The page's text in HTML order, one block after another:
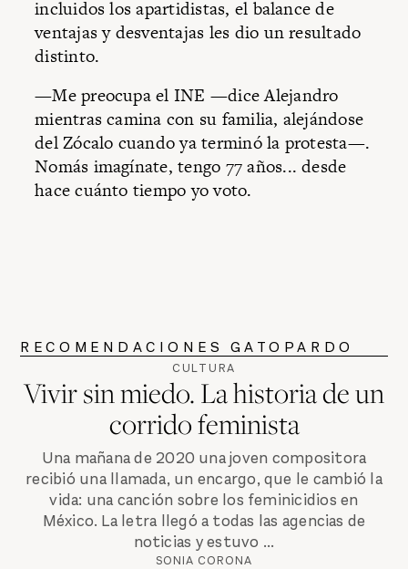
incluidos los apartidistas, el balance de
ventajas y desventajas les dio un resultado
distinto.
—Me preocupa el INE —dice Alejandro
mientras camina con su familia, alejándose
del Zócalo cuando ya terminó la protesta—.
Nomás imagínate, tengo 77 años... desde
hace cuánto tiempo yo voto.
RECOMENDACIONES GATOPARDO
CULTURA
Vivir sin miedo. La historia de un
corrido feminista
Una mañana de 2020 una joven compositora
recibió una llamada, un encargo, que le cambió la
vida: una canción sobre los feminicidios en
México. La letra llegó a todas las agencias de
noticias y estuvo ...
SONIA CORONA